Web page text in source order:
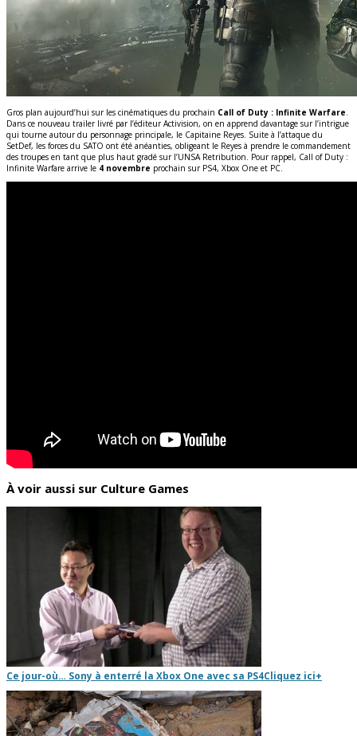
Gros plan aujourd’hui sur les cinématiques du prochain Call of Duty : Infinite Warfare.
Dans ce nouveau trailer livré par l’éditeur Activision, on en apprend davantage sur l’intrigue
qui tourne autour du personnage principale, le Capitaine Reyes. Suite à l’attaque du
SetDef, les forces du SATO ont été anéanties, obligeant le Reyes à prendre le commandement
des troupes en tant que plus haut gradé sur l’UNSA Retribution. Pour rappel, Call of Duty :
Infinite Warfare arrive le 4 novembre prochain sur PS4, Xbox One et PC.
À voir aussi sur Culture Games
Ce jour-où… Sony à enterré la Xbox One avec sa PS4Cliquez ici+